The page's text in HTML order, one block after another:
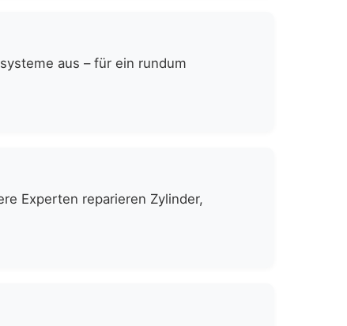
aus – für ein rundum
Experten reparieren Zylinder,